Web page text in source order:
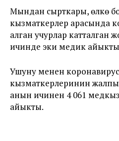
Мындан сырткары, өлкө
кызматкерлер арасында
алган учурлар катталган
ичинде эки медик
Ушуну менен
кызматкерлеринин жалпы
анын ичинен 4 061
айыкты.